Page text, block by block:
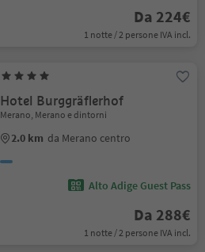
Da 224€
1 notte / 2 persone IVA incl.
Hotel Burggräflerhof
Merano, Merano e dintorni
2.0 km da Merano centro
Alto Adige Guest Pass
Da 288€
1 notte / 2 persone IVA incl.